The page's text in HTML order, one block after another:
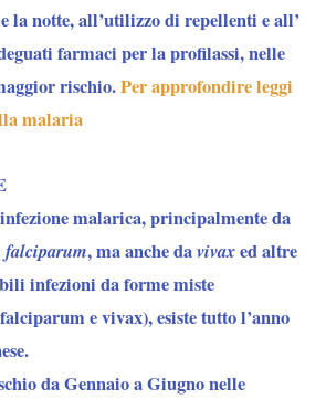
la notte, all’utilizzo di repellenti e all’
farmaci per la profilassi, nelle
rischio.Per approfondire leggi
malaria
malarica, principalmente da
falciparum, ma anche davivaxed altre
infezioni da forme miste
e vivax), esiste tutto l’anno
da Gennaio a Giugno nelle